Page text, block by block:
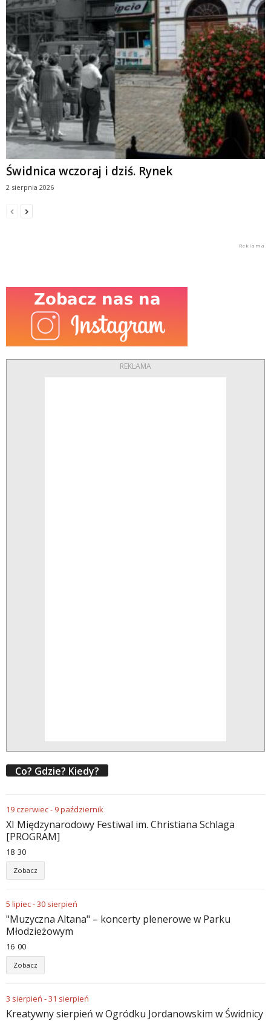
Świdnica wczoraj i dziś. Rynek
2 sierpnia 2026
REKLAMA
Co? Gdzie? Kiedy?
19czerwiec- 9październik
XI Międzynarodowy Festiwal im. Christiana Schlaga
[PROGRAM]
18 30
Zobacz
5 lipiec-30 sierpień
"Muzyczna Altana" – koncerty plenerowe w Parku
Młodzieżowym
16 00
Zobacz
3 sierpień -31 sierpień
Kreatywny sierpień w Ogródku Jordanowskim w Świdnicy